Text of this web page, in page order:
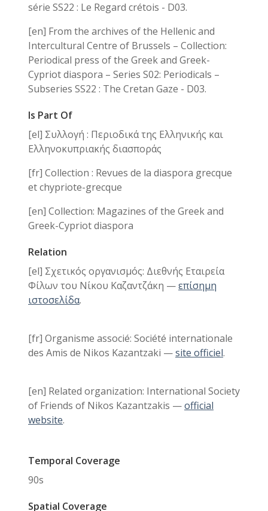
série SS22 : Le Regard crétois - D03.
[en] From the archives of the Hellenic and
Intercultural Centre of Brussels – Collection:
Periodical press of the Greek and Greek-
Cypriot diaspora – Series S02: Periodicals –
Subseries SS22 : The Cretan Gaze - D03.
Is Part Of
[el] Συλλογή : Περιοδικά της Ελληνικής και
Ελληνοκυπριακής διασποράς
[fr] Collection : Revues de la diaspora grecque
et chypriote-grecque
[en] Collection: Magazines of the Greek and
Greek-Cypriot diaspora
Relation
[el] Σχετικός οργανισμός: Διεθνής Εταιρεία
Φίλων του Νίκου Καζαντζάκη —επίσημη
ιστοσελίδα.
[fr] Organisme associé: Société internationale
des Amis de Nikos Kazantzaki —site officiel.
[en] Related organization: International Society
of Friends of Nikos Kazantzakis —official
website.
Temporal Coverage
90s
Spatial Coverage